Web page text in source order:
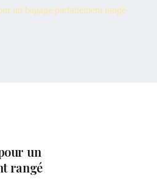
un bagage parfaitement rangé
un
rangé